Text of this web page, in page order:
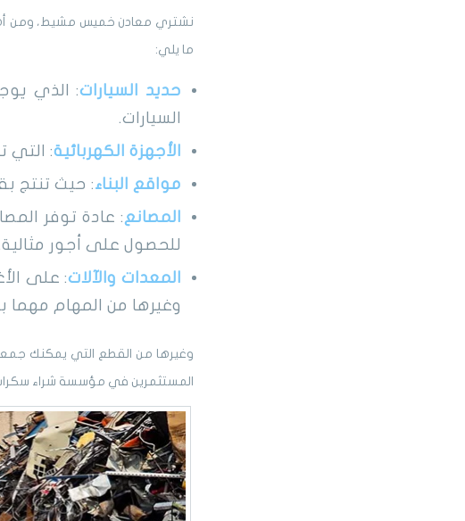
نشتري معادن خميس مشيط، ومن
ما يلي:
حديد السيارات: الذي
السيارات.
الأجهزة الكهربائية: التي
مواقع البناء: حيث تنتج
المصانع: عادة توفر
للحصول على أجور
المعدات والآلات: على
وغيرها من المهام مهما
وغيرها من القطع التي يمكنك
المستثمرين في مؤسسة شراء